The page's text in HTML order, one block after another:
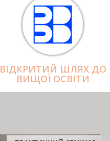
ВІДКРИТИЙ ШЛЯХ ДО
ВИЩОЇ ОСВІТИ